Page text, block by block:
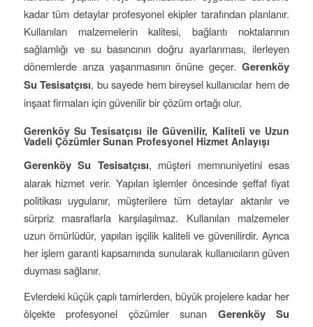
kadar tüm detaylar profesyonel ekipler tarafından planlanır.
Kullanılan malzemelerin kalitesi, bağlantı noktalarının
sağlamlığı ve su basıncının doğru ayarlanması, ilerleyen
dönemlerde arıza yaşanmasının önüne geçer.Gerenköy
Su Tesisatçısı, bu sayede hem bireysel kullanıcılar hem de
inşaat firmaları için güvenilir bir çözüm ortağı olur.
Gerenköy Su Tesisatçısı ile Güvenilir, Kaliteli ve Uzun
Vadeli Çözümler Sunan Profesyonel Hizmet Anlayışı
Gerenköy Su Tesisatçısı, müşteri memnuniyetini esas
alarak hizmet verir. Yapılan işlemler öncesinde şeffaf fiyat
politikası uygulanır, müşterilere tüm detaylar aktarılır ve
sürpriz masraflarla karşılaşılmaz. Kullanılan malzemeler
uzun ömürlüdür, yapılan işçilik kaliteli ve güvenilirdir. Ayrıca
her işlem garanti kapsamında sunularak kullanıcıların güven
duyması sağlanır.
Evlerdeki küçük çaplı tamirlerden, büyük projelere kadar her
ölçekte profesyonel çözümler sunan Gerenköy Su